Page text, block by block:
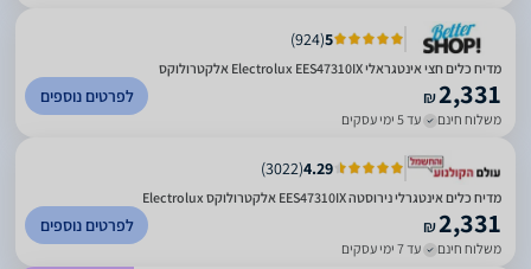
5
(
924
)
מדיח כלים ‏חצי אינטגראלי Electrolux EES47310IX אלקטרולוקס
₪2,331
משלוח חינם עד 5 ימי עסקים
לפרטים נוספים
4.29
(
3022
)
מדיח כלים אינטגרלי נירוסטה EES47310IX אלקטרולוקס Electrolux
₪2,331
משלוח חינם עד 7 ימי עסקים
לפרטים נוספים